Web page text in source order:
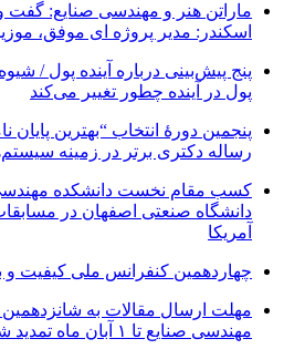
ماراتن هنر و مهندسی صنایع: گفت
اسکندر: مدیر پروژه ای موفق،
پنج پیش‌بینی درباره آینده پول /
پول در آینده چطور تغییر می‌کند
پنجمین دورۀ انتخاب “بهترین
رساله دکتری برتر در زمینه
کسب مقام نخست دانشکده
دانشگاه صنعتی اصفهان در
آمریکا
چهاردهمین کنفرانس ملی کیفیت و بهره وری/
مهلت ارسال مقالات به شانزدهمین
مهندسی صنایع تا ۱ آبان ماه تمدید شد.